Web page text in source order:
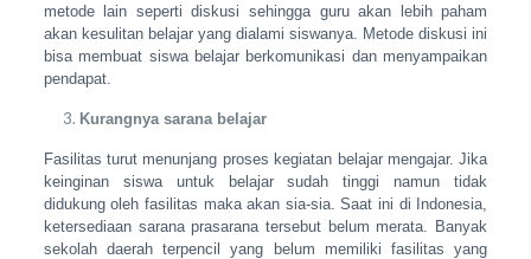
metode lain seperti diskusi sehingga guru akan lebih paham
akan kesulitan belajar yang dialami siswanya. Metode diskusi ini
bisa membuat siswa belajar berkomunikasi dan menyampaikan
pendapat.
Kurangnya sarana belajar
Fasilitas turut menunjang proses kegiatan belajar mengajar. Jika
keinginan siswa untuk belajar sudah tinggi namun tidak
didukung oleh fasilitas maka akan sia-sia. Saat ini di Indonesia,
ketersediaan sarana prasarana tersebut belum merata. Banyak
sekolah daerah terpencil yang belum memiliki fasilitas yang